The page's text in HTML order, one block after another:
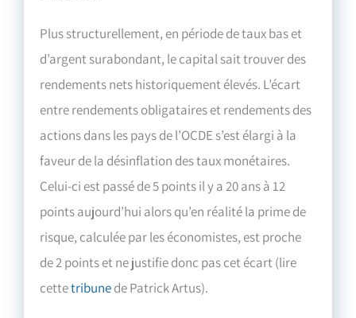
Plus structurellement, en période de taux bas et
d’argent surabondant, le capital sait trouver des
rendements nets historiquement élevés. L’écart
entre rendements obligataires et rendements des
actions dans les pays de l’OCDE s’est élargi à la
faveur de la désinflation des taux monétaires.
Celui-ci est passé de 5 points il y a 20 ans à 12
points aujourd’hui alors qu’en réalité la prime de
risque, calculée par les économistes, est proche
de 2 points et ne justifie donc pas cet écart (lire
cettetribunede Patrick Artus).